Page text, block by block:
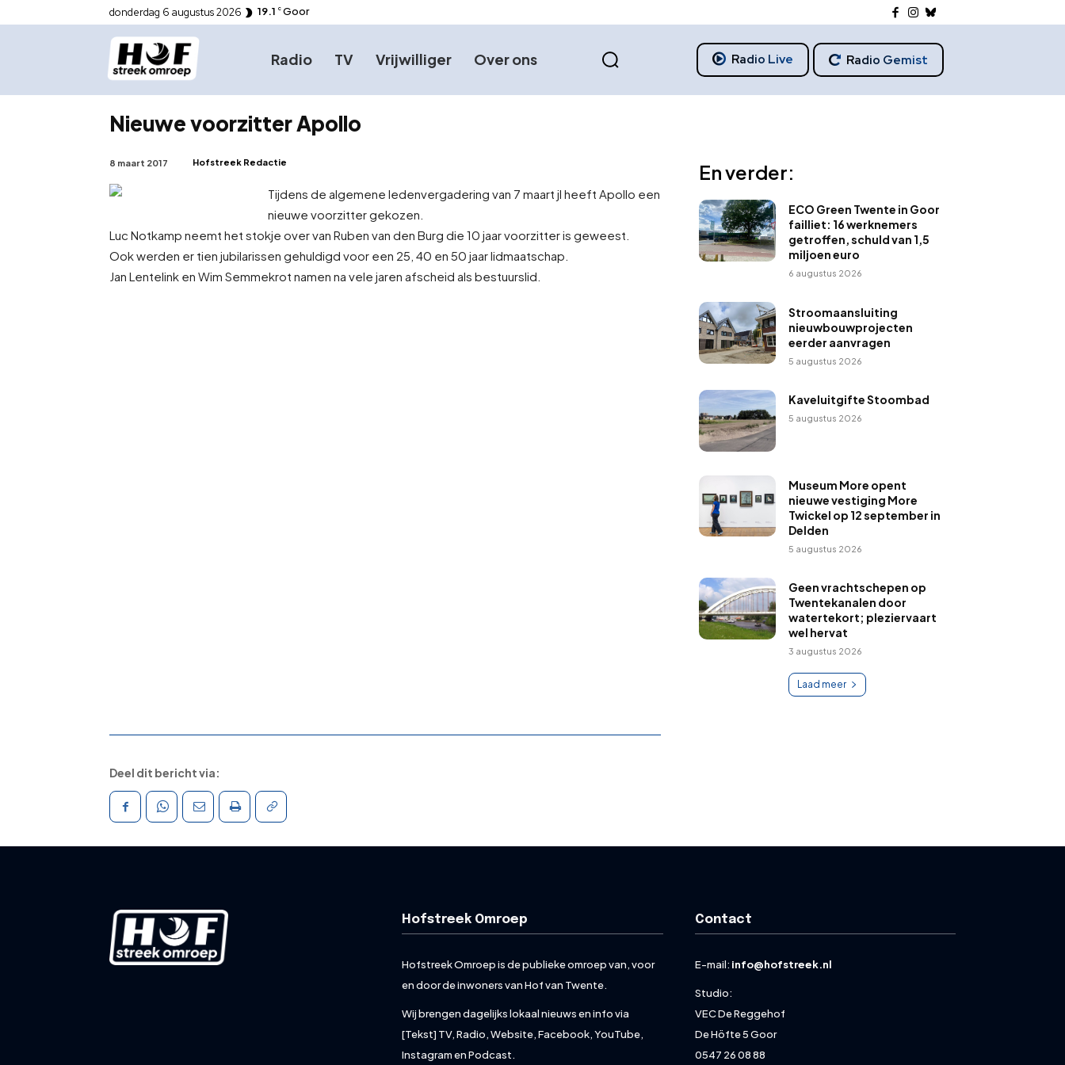
donderdag 6 augustus 2026 19.1 C Goor
Radio TV Vrijwilliger Over ons Radio Live Radio Gemist
Nieuwe voorzitter Apollo
8 maart 2017 Hofstreek Redactie
Tijdens de algemene ledenvergadering van 7 maart jl heeft Apollo een
nieuwe voorzitter gekozen.
Luc Notkamp neemt het stokje over van Ruben van den Burg die 10 jaar voorzitter is geweest.
Ook werden er tien jubilarissen gehuldigd voor een 25, 40 en 50 jaar lidmaatschap.
Jan Lentelink en Wim Semmekrot namen na vele jaren afscheid als bestuurslid.
En verder:
ECO Green Twente in Goor
failliet: 16 werknemers
getroffen, schuld van 1,5
miljoen euro
6 augustus 2026
Stroomaansluiting
nieuwbouwprojecten
eerder aanvragen
5 augustus 2026
Kaveluitgifte Stoombad
5 augustus 2026
Museum More opent
nieuwe vestiging More
Twickel op 12 september in
Delden
5 augustus 2026
Geen vrachtschepen op
Twentekanalen door
watertekort; pleziervaart
wel hervat
3 augustus 2026
Laad meer
Deel dit bericht via:
Hofstreek Omroep
Hofstreek Omroep is de publieke omroep van, voor
en door de inwoners van Hof van Twente.
Wij brengen dagelijks lokaal nieuws en info via
[Tekst] TV, Radio, Website, Facebook, YouTube,
Instagram en Podcast.
Contact
E-mail: info@hofstreek.nl
Studio:
VEC De Reggehof
De Höfte 5 Goor
0547 26 08 88